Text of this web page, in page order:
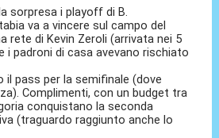
sorpresa i playoff di B.
va a vincere sul campo del
rete di Kevin Zeroli (arrivata nei 5
i padroni di casa avevano rischiato
il pass per la semifinale (dove
Complimenti, con un budget tra
conquistano la seconda
(traguardo raggiunto anche lo